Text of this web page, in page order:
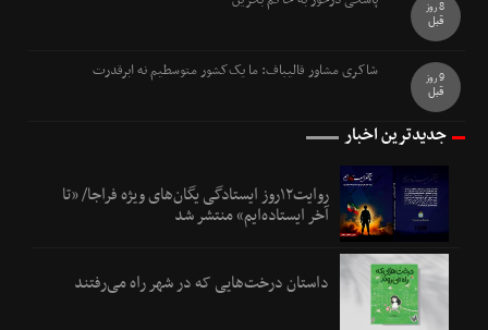
8 روز
قبل
شاکری مشاور قالیباف: ما یک‌کشور متوسطیم نه ابرقدرت
9 روز
قبل
جدیدترین اخبار
روایت۱۲روز ایستادگی یگان‌های ویژه فراجا/ «تا
آخر ایستاده‌ایم» منتشر شد
داستان درخت‌هایی که در شهر راه می‌رفتند